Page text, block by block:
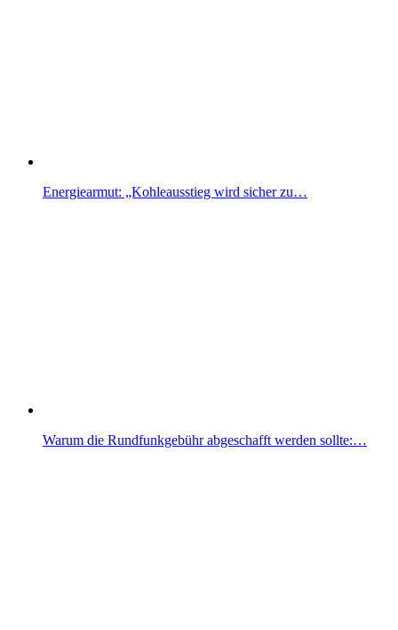
Energiearmut: „Kohleausstieg wird sicher zu…
Warum die Rundfunkgebühr abgeschafft werden sollte:…